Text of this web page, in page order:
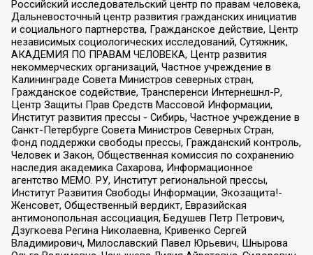
Российский исследовательский центр по правам человека,
Дальневосточный центр развития гражданских инициатив
и социального партнерства, Гражданское действие, Центр
независимых социологических исследований, Сутяжник,
АКАДЕМИЯ ПО ПРАВАМ ЧЕЛОВЕКА, Центр развития
некоммерческих организаций, Частное учреждение в
Калининграде Совета Министров северных стран,
Гражданское содействие, Трансперенси Интернешнл-Р,
Центр Защиты Прав Средств Массовой Информации,
Институт развития прессы - Сибирь, Частное учреждение в
Санкт-Петербурге Совета Министров Северных Стран,
Фонд поддержки свободы прессы, Гражданский контроль,
Человек и Закон, Общественная комиссия по сохранению
наследия академика Сахарова, Информационное
агентство МЕМО. РУ, Институт региональной прессы,
Институт Развития Свободы Информации, Экозащита!-
Женсовет, Общественный вердикт, Евразийская
антимонопольная ассоциация, Бедушев Петр Петрович,
Дзугкоева Регина Николаевна, Кривенко Сергей
Владимирович, Милославский Павел Юрьевич, Шнырова